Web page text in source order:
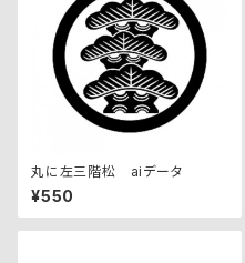
丸に左三階松 aiデータ
¥550